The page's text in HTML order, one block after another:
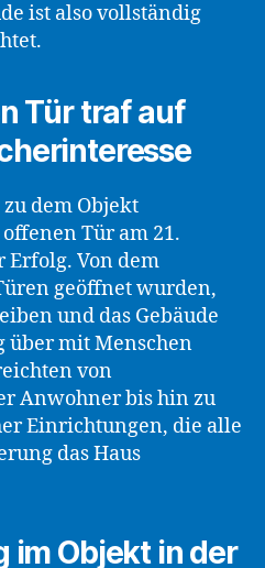
ist also vollständig
Tür traf auf
dem Objekt
Tür am 21.
Von dem
geöffnet wurden,
und das Gebäude
über mit Menschen
von
Anwohner bis hin zu
Einrichtungen, die alle
das Haus
im Objekt in der